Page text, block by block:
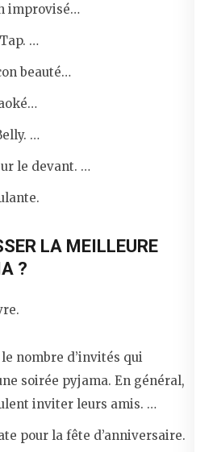
improvisé…
…
beauté…
…
le devant. …
LA MEILLEURE
?
nombre d’invités qui
soirée pyjama. En général,
inviter leurs amis. …
pour la fête d’anniversaire.